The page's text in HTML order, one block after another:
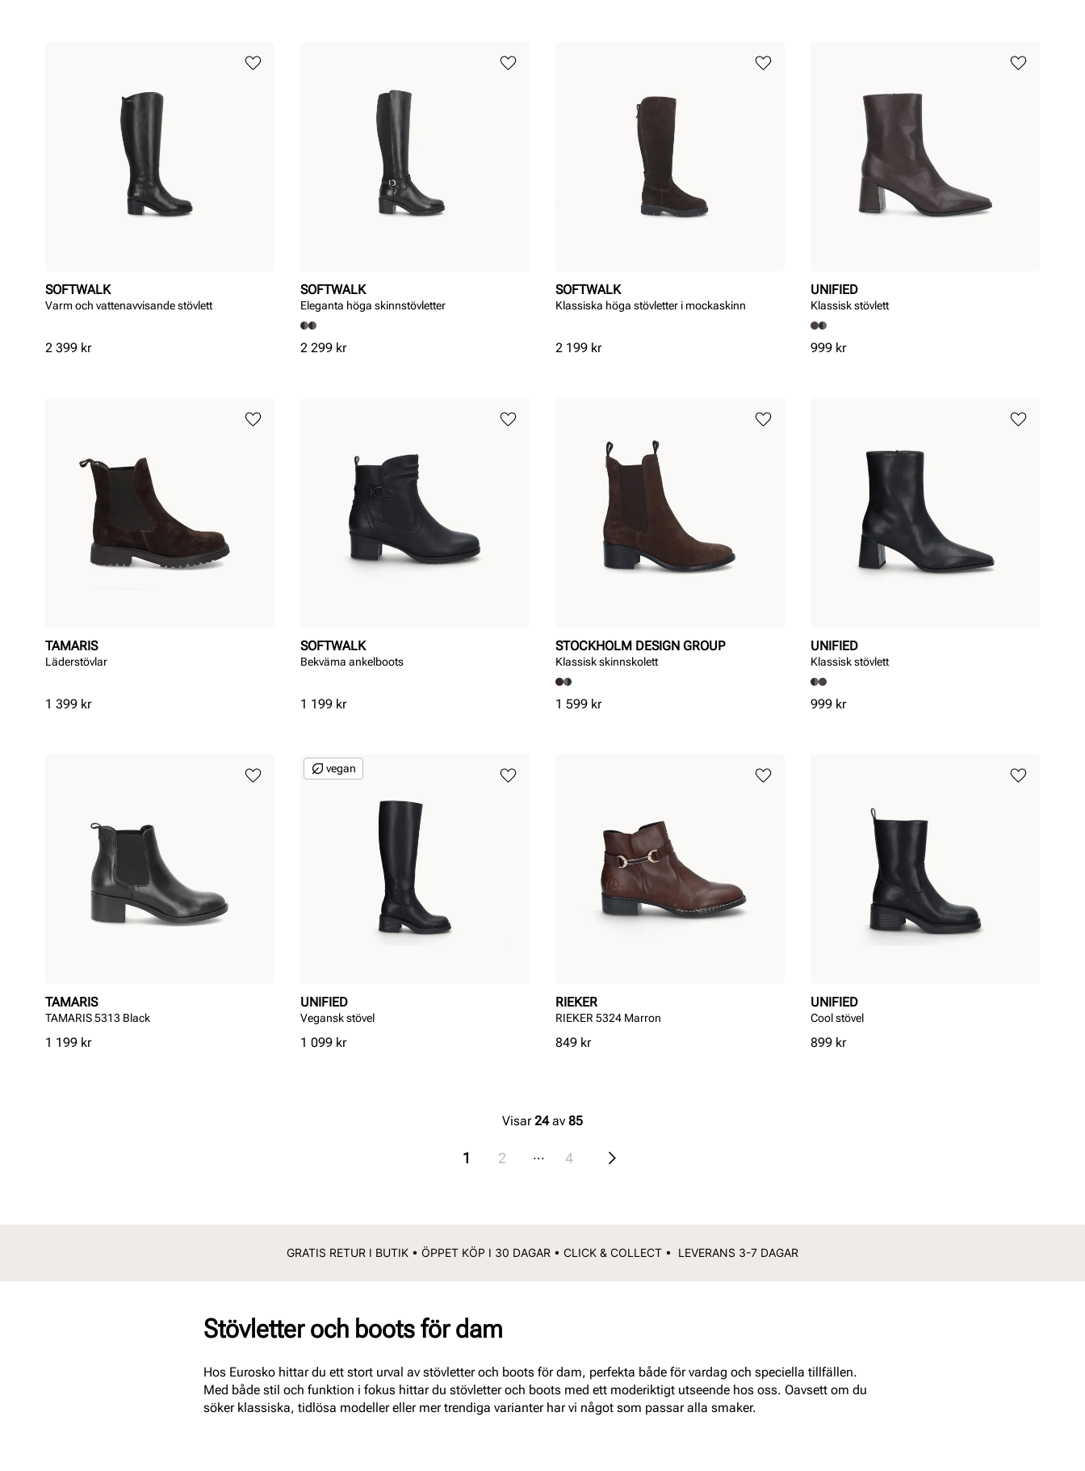
SOFTWALK
Varm och vattenavvisande stövlett
Pris
2 399 kr
SOFTWALK
Eleganta höga skinnstövletter
Pris
2 299 kr
SOFTWALK
Klassiska höga stövletter i mockaskinn
Pris
2 199 kr
UNIFIED
Klassisk stövlett
Pris
999 kr
TAMARIS
Läderstövlar
Pris
1 399 kr
SOFTWALK
Bekväma ankelboots
Pris
1 199 kr
STOCKHOLM DESIGN GROUP
Klassisk skinnskolett
Pris
1 599 kr
UNIFIED
Klassisk stövlett
Pris
999 kr
TAMARIS
TAMARIS 5313 Black
Pris
1 199 kr
UNIFIED
Vegansk stövel
Pris
1 099 kr
vegan
RIEKER
RIEKER 5324 Marron
Pris
849 kr
UNIFIED
Cool stövel
Pris
899 kr
Visar24av 85
1 2 ... 4
GRATIS RETUR I BUTIK • ÖPPET KÖP I 30 DAGAR • CLICK & COLLECT • LEVERANS 3-7 DAGAR
Stövletter och boots för dam
Hos Eurosko hittar du ett stort urval av stövletter och boots för dam, perfekta både för vardag och speciella tillfällen.
Med både stil och funktion i fokus hittar du stövletter och boots med ett moderiktigt utseende hos oss. Oavsett om du
söker klassiska, tidlösa modeller eller mer trendiga varianter har vi något som passar alla smaker.